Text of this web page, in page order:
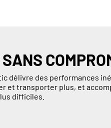
délivre des performances
et transporter plus, et
difficiles.